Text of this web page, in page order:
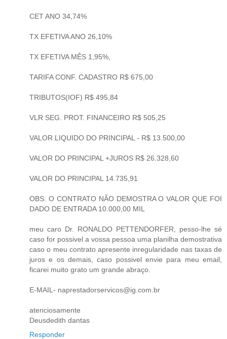
CET ANO 34,74%
TX EFETIVA ANO 26,10%
TX EFETIVA MÊS 1,95%,
TARIFA CONF. CADASTRO R$ 675,00
TRIBUTOS(IOF) R$ 495,84
VLR SEG. PROT. FINANCEIRO R$ 505,25
VALOR LIQUIDO DO PRINCIPAL - R$ 13.500,00
VALOR DO PRINCIPAL +JUROS R$ 26.328,60
VALOR DO PRINCIPAL 14.735,91
OBS: O CONTRATO NÃO DEMOSTRA O VALOR QUE FOI
DADO DE ENTRADA 10.000,00 MIL
meu caro Dr. RONALDO PETTENDORFER, pesso-lhe sé
caso for possivel a vossa pessoa uma planilha demostrativa
caso o meu contrato apresente inregularidade nas taxas de
juros e os demais, caso possivel envie para meu email,
ficarei muito grato um grande abraço.
E-MAIL- naprestadorservicos@ig.com.br
atenciosamente
Deusdedith dantas
Responder